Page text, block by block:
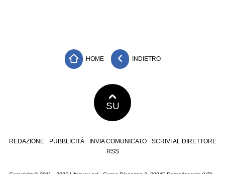
HOME INDIETRO
SU
REDAZIONE PUBBLICITÀ INVIA COMUNICATO
SCRIVI AL DIRETTORE
RSS